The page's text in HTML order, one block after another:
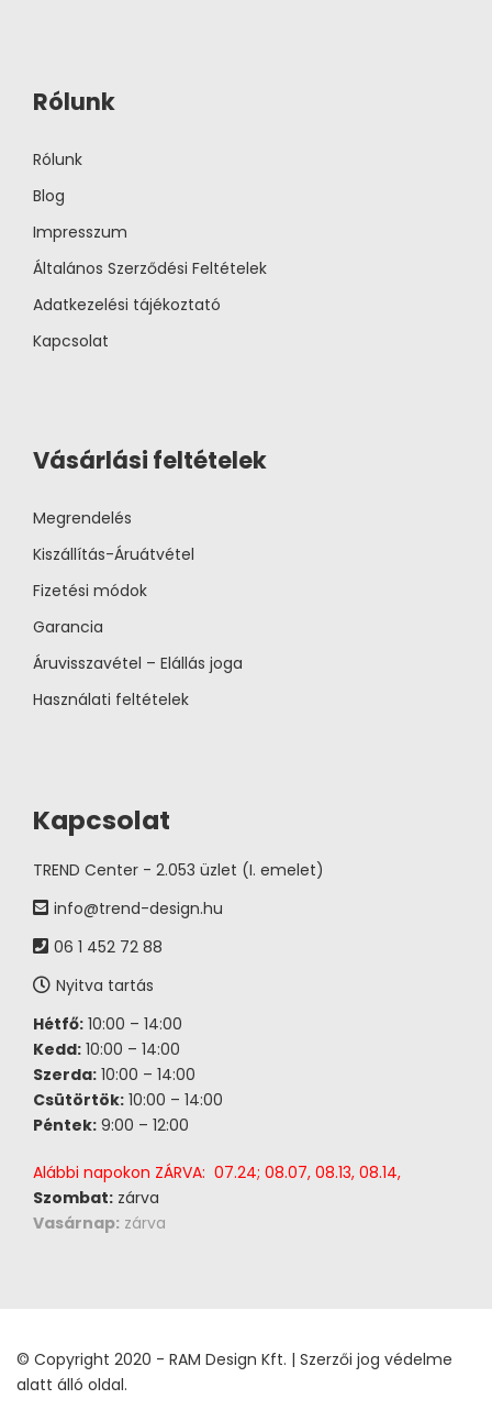
Rólunk
Rólunk
Blog
Impresszum
Általános Szerződési Feltételek
Adatkezelési tájékoztató
Kapcsolat
Vásárlási feltételek
Megrendelés
Kiszállítás-Áruátvétel
Fizetési módok
Garancia
Áruvisszavétel – Elállás joga
Használati feltételek
Kapcsolat
TREND Center - 2.053 üzlet (I. emelet)
info@trend-design.hu
06 1 452 72 88
Nyitva tartás
Hétfő: 10:00 – 14:00
Kedd: 10:00 – 14:00
Szerda: 10:00 – 14:00
Csütörtök: 10:00 – 14:00
Péntek: 9:00 – 12:00
Alábbi napokon ZÁRVA: 07.24; 08.07, 08.13, 08.14,
Szombat: zárva
Vasárnap: zárva
© Copyright 2020 - RAM Design Kft. | Szerzői jog védelme
alatt álló oldal.